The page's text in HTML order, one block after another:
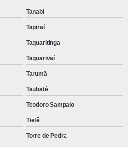
Tanabi
Tapiraí
Taquaritinga
Taquarivaí
Tarumã
Taubaté
Teodoro Sampaio
Tietê
Torre de Pedra